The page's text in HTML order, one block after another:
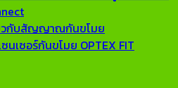
วกับสัญญาณกันขโมย
ซนเซอร์กันขโมย OPTEX FIT